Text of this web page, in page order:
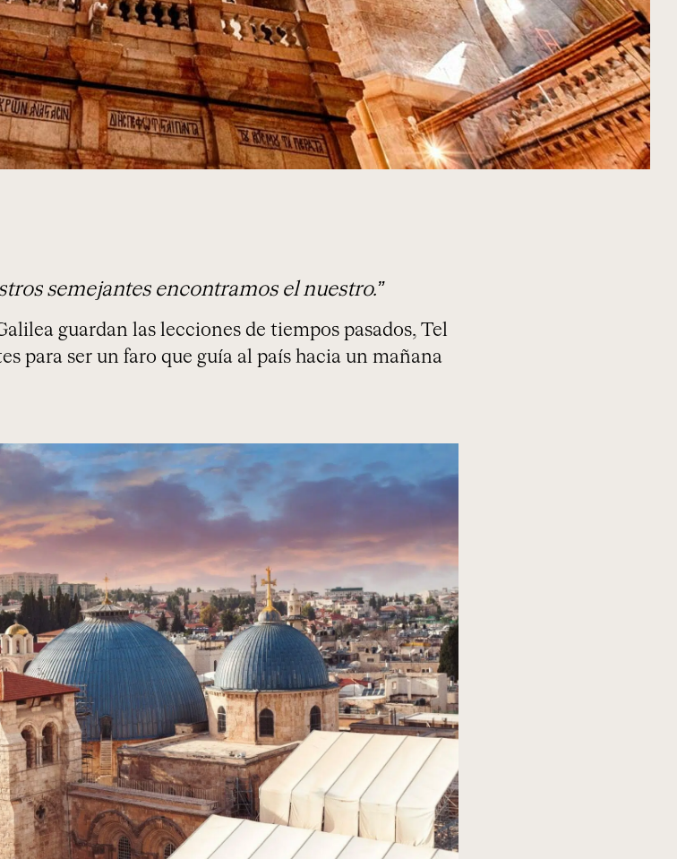
semejantes encontramos el nuestro.”
guardan las lecciones de tiempos pasados, Tel
para ser un faro que guía al país hacia un mañana